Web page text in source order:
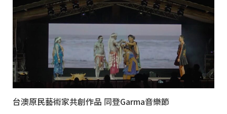
台澳原民藝術家共創作品 同登Garma音樂節